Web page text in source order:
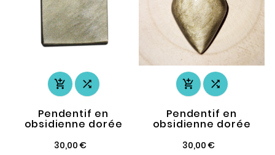
 
Pendentif en
obsidienne dorée
30,00 €
 
Pendentif en
obsidienne dorée
30,00 €